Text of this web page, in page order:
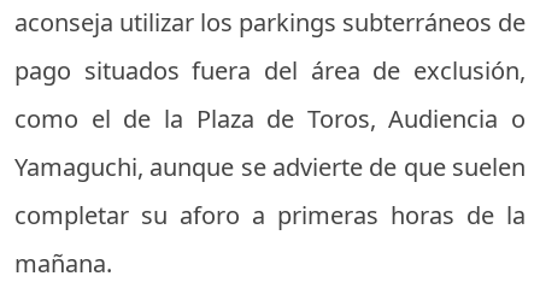
aconseja utilizar los parkings subterráneos de
pago situados fuera del área de exclusión,
como el de la Plaza de Toros, Audiencia o
Yamaguchi, aunque se advierte de que suelen
completar su aforo a primeras horas de la
mañana.